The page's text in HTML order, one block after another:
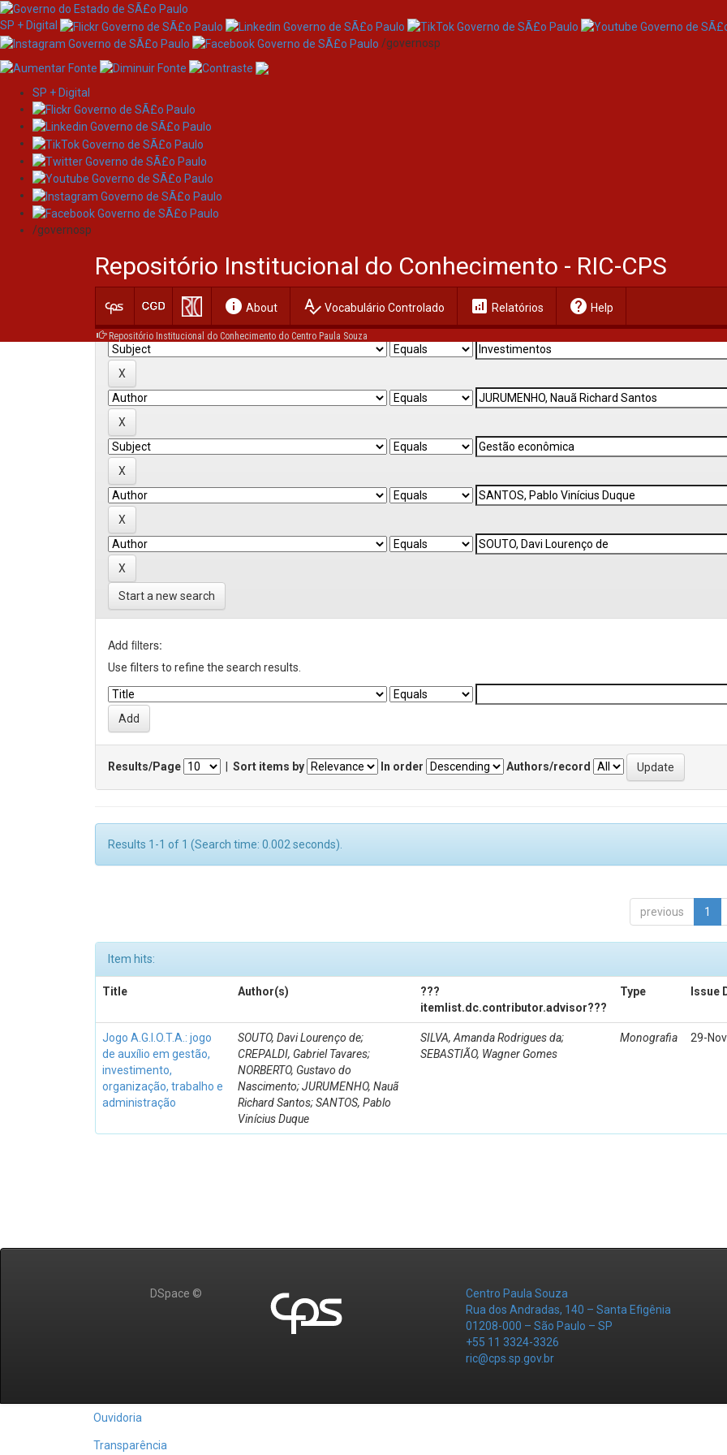
Skip
navigation
SP + Digital
/governosp
SP + Digital
/governosp
Repositório Institucional do Conhecimento - RIC-CPS
info About spellcheck Vocabulário Controlado analytics Relatórios help Help
Repositório Institucional do Conhecimento do Centro Paula Souza
Search
Current filters:
Start a new search
Add filters:
Use filters to refine the search results.
Results/Page Sort items by In order Authors/record
Results 1-1 of 1 (Search time: 0.002 seconds).
previous 1
Item hits:
Title Author(s)
???
itemlist.dc.contributor.advisor???
Type Issue
Jogo A.G.I.O.T.A.: jogo
de auxílio em gestão,
investimento,
organização, trabalho e
administração
SOUTO, Davi Lourenço de;
CREPALDI, Gabriel Tavares;
NORBERTO, Gustavo do
Nascimento; JURUMENHO, Nauã
Richard Santos; SANTOS, Pablo
Vinícius Duque
SILVA, Amanda Rodrigues da;
SEBASTIÃO, Wagner Gomes
Monografia 29-
DSpace ©
Centro Paula Souza
Rua dos Andradas, 140 – Santa Efigênia
01208-000 – São Paulo – SP
+55 11 3324-3326
ric@cps.sp.gov.br
Ouvidoria
Transparência